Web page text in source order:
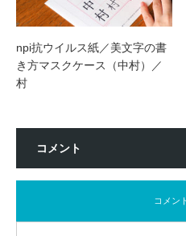
npi抗ウイルス紙／美文字の書
き方マスクケース（中村）／
村
コメント
コメン